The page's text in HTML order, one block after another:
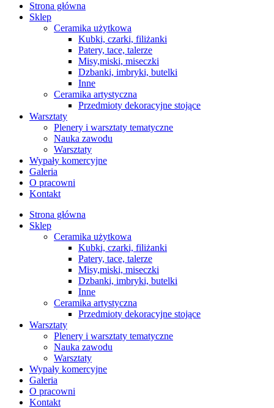
Strona główna
Sklep
Ceramika użytkowa
Kubki, czarki, filiżanki
Patery, tace, talerze
Misy,miski, miseczki
Dzbanki, imbryki, butelki
Inne
Ceramika artystyczna
Przedmioty dekoracyjne stojące
Warsztaty
Plenery i warsztaty tematyczne
Nauka zawodu
Warsztaty
Wypały komercyjne
Galeria
O pracowni
Kontakt
Strona główna
Sklep
Ceramika użytkowa
Kubki, czarki, filiżanki
Patery, tace, talerze
Misy,miski, miseczki
Dzbanki, imbryki, butelki
Inne
Ceramika artystyczna
Przedmioty dekoracyjne stojące
Warsztaty
Plenery i warsztaty tematyczne
Nauka zawodu
Warsztaty
Wypały komercyjne
Galeria
O pracowni
Kontakt